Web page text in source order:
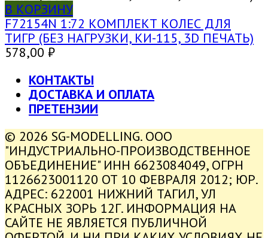
В КОРЗИНУ
F72154N 1:72 КОМПЛЕКТ КОЛЕС ДЛЯ
ТИГР (БЕЗ НАГРУЗКИ, КИ-115, 3D ПЕЧАТЬ)
578,00 ₽
КОНТАКТЫ
ДОСТАВКА И ОПЛАТА
ПРЕТЕНЗИИ
© 2026 SG-MODELLING. ООО
"ИНДУСТРИАЛЬНО-ПРОИЗВОДСТВЕННОЕ
ОБЪЕДИНЕНИЕ" ИНН 6623084049, ОГРН
1126623001120 ОТ 10 ФЕВРАЛЯ 2012; ЮР.
АДРЕС: 622001 НИЖНИЙ ТАГИЛ, УЛ
КРАСНЫХ ЗОРЬ 12Г. ИНФОРМАЦИЯ НА
САЙТЕ НЕ ЯВЛЯЕТСЯ ПУБЛИЧНОЙ